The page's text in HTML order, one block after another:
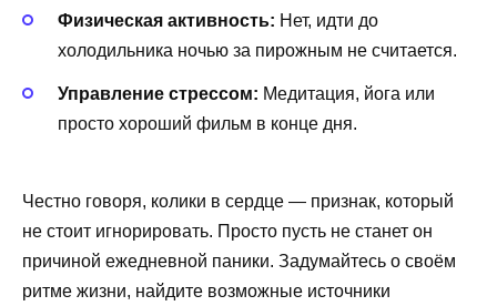
Физическая активность: Нет, идти до
холодильника ночью за пирожным не считается.
Управление стрессом: Медитация, йога или
просто хороший фильм в конце дня.
Честно говоря, колики в сердце — признак, который
не стоит игнорировать. Просто пусть не станет он
причиной ежедневной паники. Задумайтесь о своём
ритме жизни, найдите возможные источники